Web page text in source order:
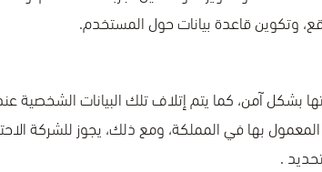
بشكل آمن، كما يتم إتلاف تلك البيانات الشخصية
بها في المملكة، ومع ذلك، يجوز للشركة
.